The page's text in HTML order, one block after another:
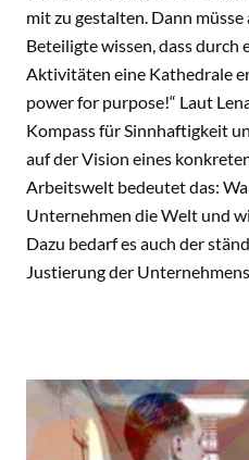
mit zu gestalten. Dann müsse
Beteiligte wissen, dass durch
Aktivitäten eine Kathedrale
power for purpose!“ Laut
Kompass für Sinnhaftigkeit
auf der Vision eines
Arbeitswelt bedeutet das:
Unternehmen die Welt und
Dazu bedarf es auch der
Justierung der